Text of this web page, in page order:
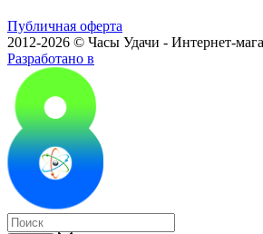
Публичная оферта
2012-2026 © Часы Удачи - Интернет-
Разработано в